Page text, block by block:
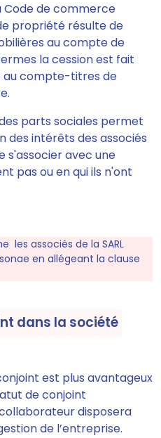
Code de commerce
propriété résulte de
au compte de
la cession est fait
au compte-titres de
parts sociales permet
des intérêts des associés
s'associer avec une
pas ou en qui ils n'ont
les associés de la SARL
en allégeant la clause
dans la société
est plus avantageux
de conjoint
disposera
de l’entreprise.